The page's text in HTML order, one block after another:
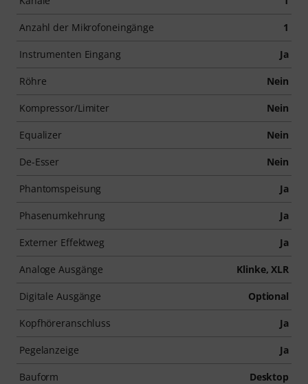
Anzahl der Mikrofoneingänge 1
Instrumenten Eingang Ja
Röhre Nein
Kompressor/Limiter Nein
Equalizer Nein
De-Esser Nein
Phantomspeisung Ja
Phasenumkehrung Ja
Externer Effektweg Ja
Analoge Ausgänge Klinke, XLR
Digitale Ausgänge Optional
Kopfhöreranschluss Ja
Pegelanzeige Ja
Bauform Desktop